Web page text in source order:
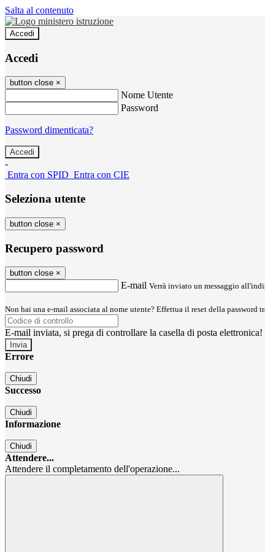
Salta al contenuto
Accedi
Accedi
button close ×
Nome Utente
Password
Password dimenticata?
-
Entra con SPID Entra con CIE
Seleziona utente
button close ×
Recupero password
button close ×
E-mail Verrà inviato un messaggio
Non hai una e-mail associata al nome utente? Effettua il reset della password
E-mail inviata, si prega di controllare la casella di posta elettronica!
Errore
Chiudi
Successo
Chiudi
Informazione
Chiudi
Attendere...
Attendere il completamento dell'operazione...